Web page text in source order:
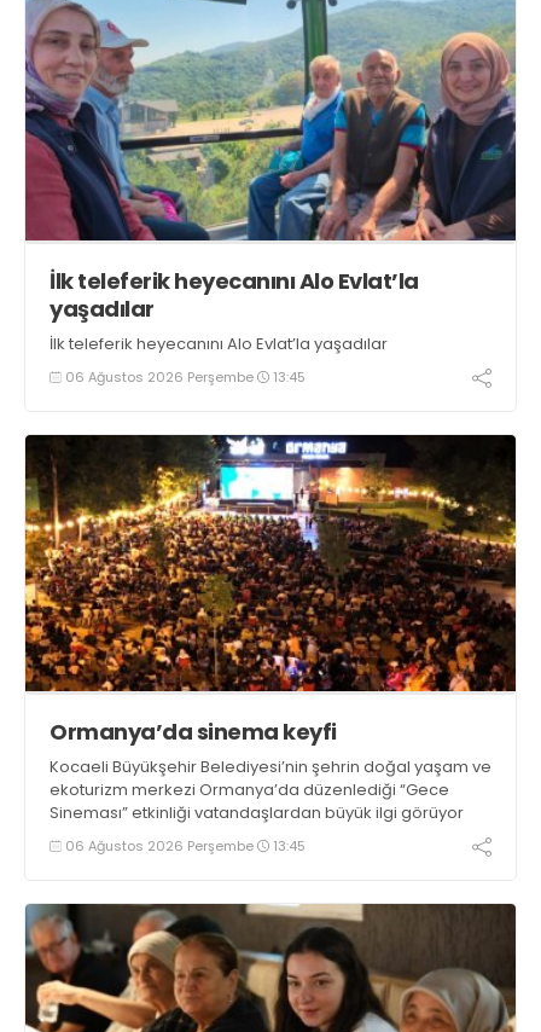
İlk teleferik heyecanını Alo Evlat’la
yaşadılar
İlk teleferik heyecanını Alo Evlat’la yaşadılar
06 Ağustos 2026 Perşembe 13:45
Ormanya’da sinema keyfi
Kocaeli Büyükşehir Belediyesi’nin şehrin doğal yaşam ve
ekoturizm merkezi Ormanya’da düzenlediği “Gece
Sineması” etkinliği vatandaşlardan büyük ilgi görüyor
06 Ağustos 2026 Perşembe 13:45